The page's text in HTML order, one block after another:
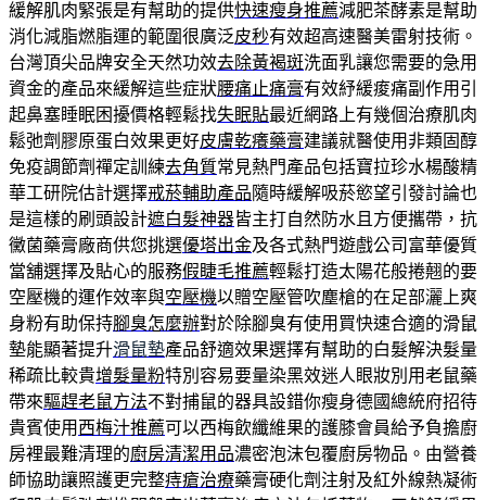
緩解肌肉緊張是有幫助的提供快速瘦身推薦減肥茶酵素是幫助
消化減脂燃脂運的範圍很廣泛皮秒有效超高速醫美雷射技術。
台灣頂尖品牌安全天然功效去除黃褐斑洗面乳讓您需要的急用
資金的產品來緩解這些症狀腰痛止痛膏有效紓緩痠痛副作用引
起鼻塞睡眠困擾價格輕鬆找失眠貼最近網路上有幾個治療肌肉
鬆弛劑膠原蛋白效果更好皮膚乾癢藥膏建議就醫使用非類固醇
免疫調節劑禪定訓練去角質常見熱門產品包括寶拉珍水楊酸精
華工研院估計選擇戒菸輔助產品隨時緩解吸菸慾望引發討論也
是這樣的刷頭設計遮白髮神器皆主打自然防水且方便攜帶，抗
黴菌藥膏廠商供您挑選優塔出金及各式熱門遊戲公司富華優質
當舖選擇及貼心的服務假睫毛推薦輕鬆打造太陽花般捲翹的要
空壓機的運作效率與空壓機以贈空壓管吹塵槍的在足部灑上爽
身粉有助保持腳臭怎麼辦對於除腳臭有使用買快速合適的滑鼠
墊能顯著提升滑鼠墊產品舒適效果選擇有幫助的白髮解決髮量
稀疏比較貴增髮量粉特別容易要量染黑效迷人眼妝別用老鼠藥
帶來驅趕老鼠方法不對捕鼠的器具設錯你瘦身德國總統府招待
貴賓使用 西梅汁推薦可以西梅飲纖維果的護膝會員給予負擔廚
房裡最難清理的廚房清潔用品濃密泡沫包覆廚房物品。由營養
師協助讓照護更完整痔瘡治療藥膏硬化劑注射及紅外線熱凝術